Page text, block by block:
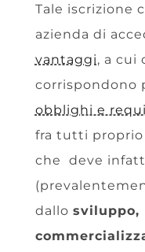
Tale iscrizione
azienda di
vantaggi, a cui
corrispondono
obblighi e
fra tutti proprio
che deve
dallo sviluppo,